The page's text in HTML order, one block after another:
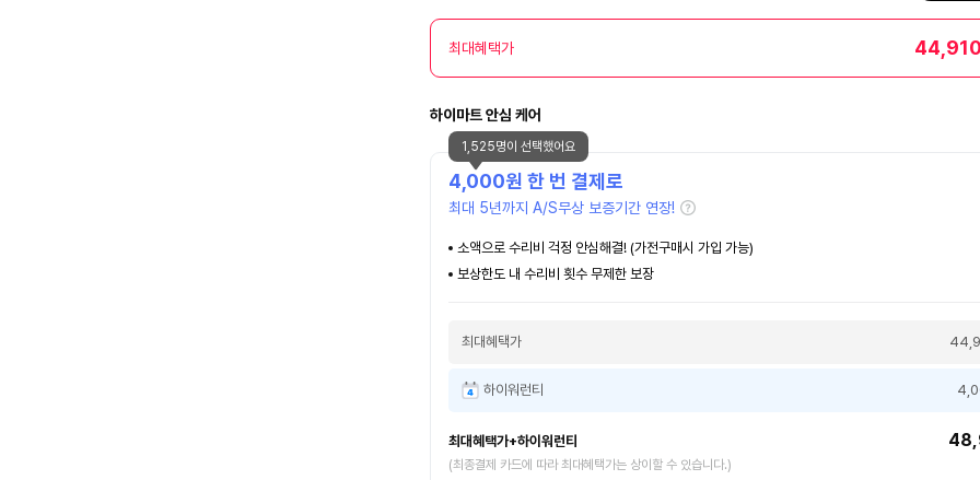
최대혜택가
하이마트 안심 케어
4,000원 한 번 결제로
최대 5년까지 A/S무상 보증기간 연장!
소액으로 수리비 걱정 안심해결! (가전구매시 가입 가능)
보상한도 내 수리비 횟수 무제한 보장
최대혜택가
하이워런티
최대혜택가+하이워런티
(최종결제 카드에 따라 최대혜택가는 상이할 수 있습니다.)
1,525명이 선택했어요